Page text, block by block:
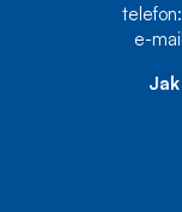
telefon:
e-